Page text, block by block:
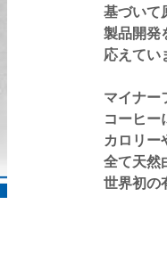
基づいて
製品開発
応えてい
マイナー
コーヒー
カロリー
全て天然
世界初の